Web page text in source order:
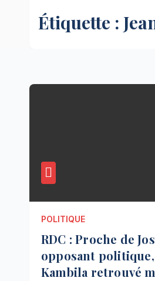
Étiquette :
POLITIQUE
RDC : Proche de
opposant
Kambila retrouvé